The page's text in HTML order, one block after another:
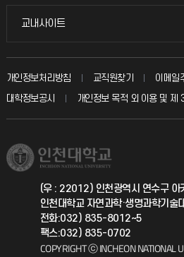
입학안내
취업정보(학생)
칭찬마당
학생서비스 지킴이
국방헬프콜
총동문회
교내사이트
교내사이트
교수회
교육혁신본부
국제지원과
공자아카데미
기초교육원
개인정보처리방침 교직원찾기
이메일
대학정보공시
개인정보 목적 외 이용 및 제
(우 : 22012) 인천광역시 연수구 아
인천대학교 자연과학·생명과학기
전화:032) 835-8012~5
팩스:032) 835-0702
COPYRIGHT ⓒ INCHEON NATIONAL